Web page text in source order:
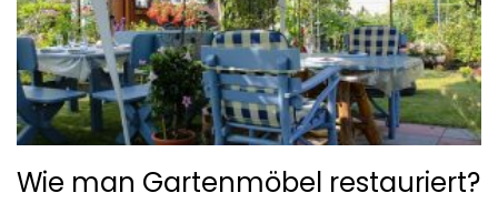
Wie man Gartenmöbel restauriert?